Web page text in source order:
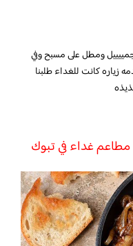
ومطل على مسبح وفي
زياره كانت للغداء طلبنا